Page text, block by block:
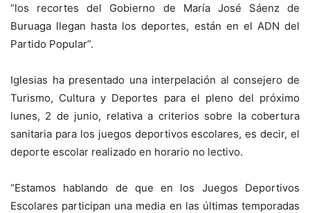
“los recortes del Gobierno de María José Sáenz de
Buruaga llegan hasta los deportes, están en el ADN del
Partido Popular”.
Iglesias ha presentado una interpelación al consejero de
Turismo, Cultura y Deportes para el pleno del próximo
lunes, 2 de junio, relativa a criterios sobre la cobertura
sanitaria para los juegos deportivos escolares, es decir, el
deporte escolar realizado en horario no lectivo.
“Estamos hablando de que en los Juegos Deportivos
Escolares participan una media en las últimas temporadas